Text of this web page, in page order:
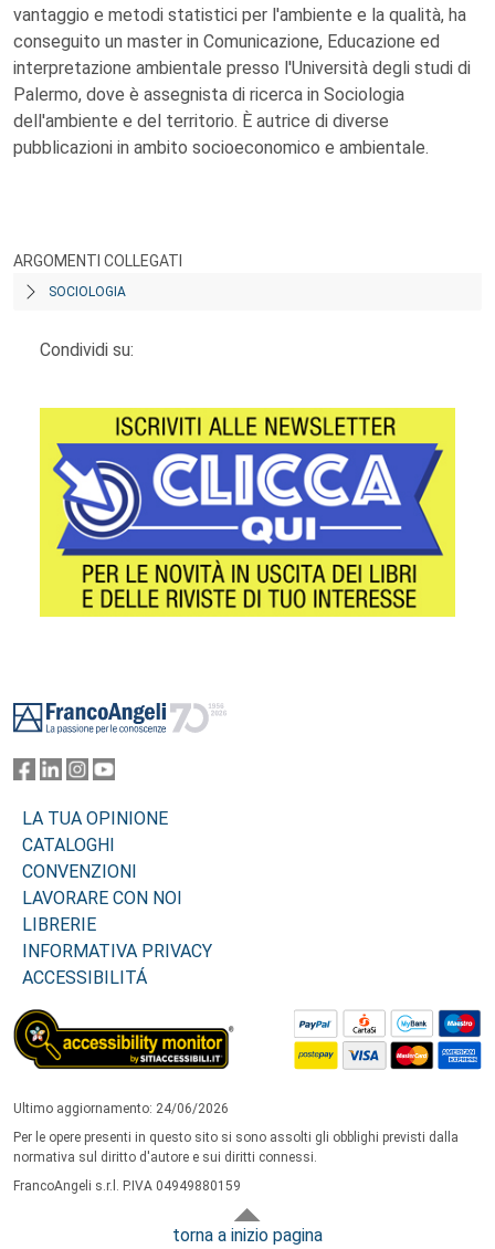
vantaggio e metodi statistici per l'ambiente e la qualità, ha
conseguito un master in Comunicazione, Educazione ed
interpretazione ambientale presso l'Università degli studi di
Palermo, dove è assegnista di ricerca in Sociologia
dell'ambiente e del territorio. È autrice di diverse
pubblicazioni in ambito socioeconomico e ambientale.
ARGOMENTI COLLEGATI
SOCIOLOGIA
Condividi su:
LA TUA OPINIONE
CATALOGHI
CONVENZIONI
LAVORARE CON NOI
LIBRERIE
INFORMATIVA PRIVACY
ACCESSIBILITÁ
Ultimo aggiornamento: 24/06/2026
Per le opere presenti in questo sito si sono assolti gli obblighi previsti dalla
normativa sul diritto d'autore e sui diritti connessi.
FrancoAngeli s.r.l. P.IVA 04949880159
torna a inizio pagina